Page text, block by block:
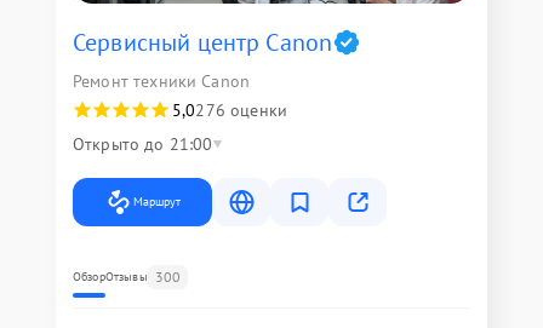
Сервисный центр Canon
Ремонт техники Canon
5,0276 оценки
Открыто до 21:00
Маршрут
ОбзорОтзывы 300